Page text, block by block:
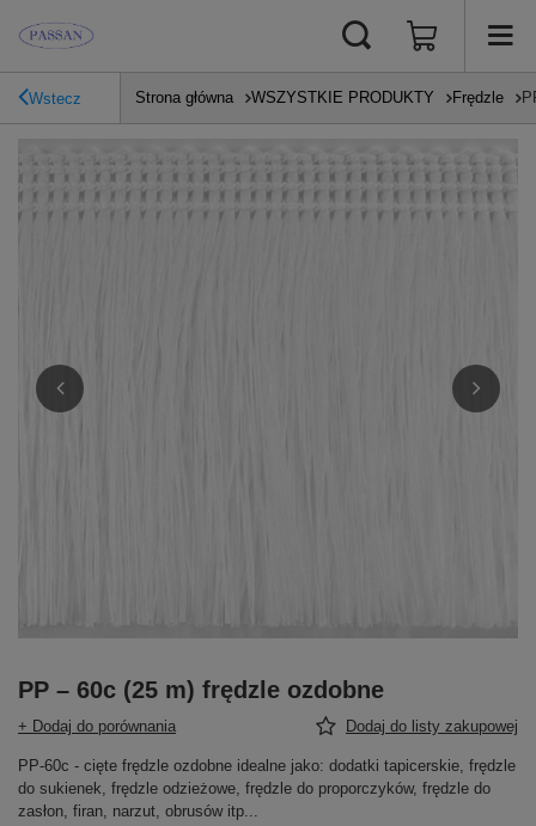
Wstecz Strona główna WSZYSTKIE PRODUKTY Frędzle
PP – 60c (25 m) frędzle ozdobne
+ Dodaj do porównania Dodaj do listy zakupowej
PP-60c - cięte frędzle ozdobne idealne jako: dodatki tapicerskie, frędzle
do sukienek, frędzle odzieżowe, frędzle do proporczyków, frędzle do
zasłon, firan, narzut, obrusów itp...